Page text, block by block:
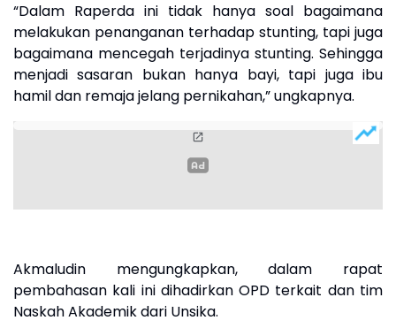
“Dalam Raperda ini tidak hanya soal bagaimana
melakukan penanganan terhadap stunting, tapi juga
bagaimana mencegah terjadinya stunting. Sehingga
menjadi sasaran bukan hanya bayi, tapi juga ibu
hamil dan remaja jelang pernikahan,” ungkapnya.
Akmaludin mengungkapkan, dalam rapat
pembahasan kali ini dihadirkan OPD terkait dan tim
Naskah Akademik dari Unsika.